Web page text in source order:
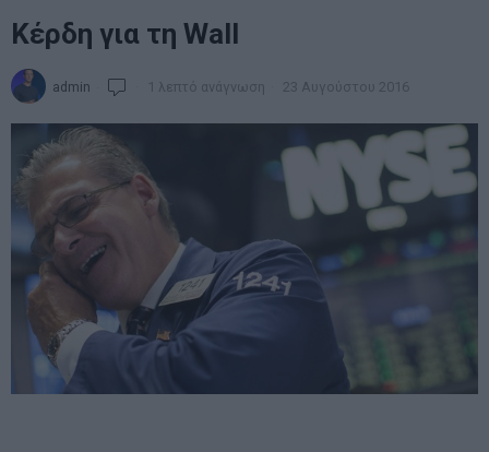
Κέρδη για τη Wall
admin 1 λεπτό ανάγνωση 23 Αυγούστου 2016